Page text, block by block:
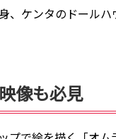
、ケンタのドール
像も必見